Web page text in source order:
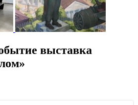
выставка